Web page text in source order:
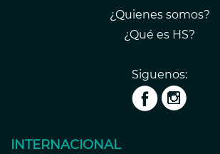
¿Quienes somos?
¿Qué es HS?
Siguenos:
INTERNACIONAL